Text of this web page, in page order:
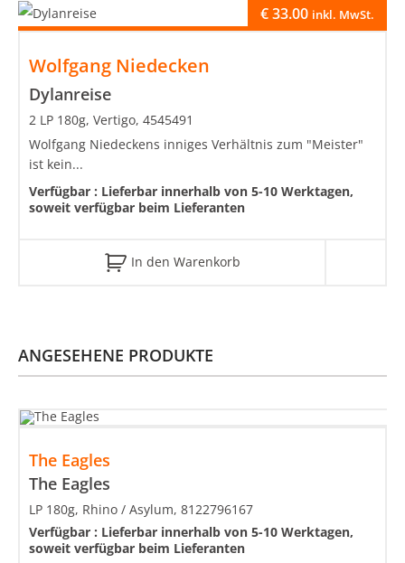
Wolfgang Niedecken
Dylanreise
€33.00 inkl. MwSt.
2 LP 180g, Vertigo, 4545491
Wolfgang Niedeckens inniges Verhältnis zum "Meister"
ist kein...
Verfügbar : Lieferbar innerhalb von 5-10 Werktagen,
soweit verfügbar beim Lieferanten
In den Warenkorb
ANGESEHENE PRODUKTE
The Eagles
The Eagles
LP 180g, Rhino / Asylum, 8122796167
Verfügbar : Lieferbar innerhalb von 5-10 Werktagen,
soweit verfügbar beim Lieferanten